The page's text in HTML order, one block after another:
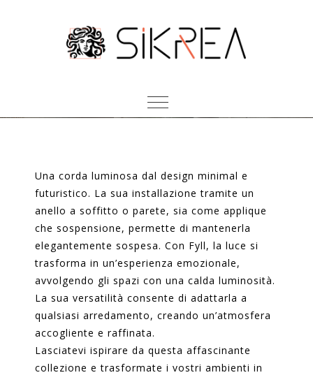
Una corda luminosa dal design minimal e
futuristico. La sua installazione tramite un
anello a soffitto o parete, sia come applique
che sospensione, permette di mantenerla
elegantemente sospesa. Con Fyll, la luce si
trasforma in un’esperienza emozionale,
avvolgendo gli spazi con una calda luminosità.
La sua versatilità consente di adattarla a
qualsiasi arredamento, creando un’atmosfera
accogliente e raffinata.
Lasciatevi ispirare da questa affascinante
collezione e trasformate i vostri ambienti in